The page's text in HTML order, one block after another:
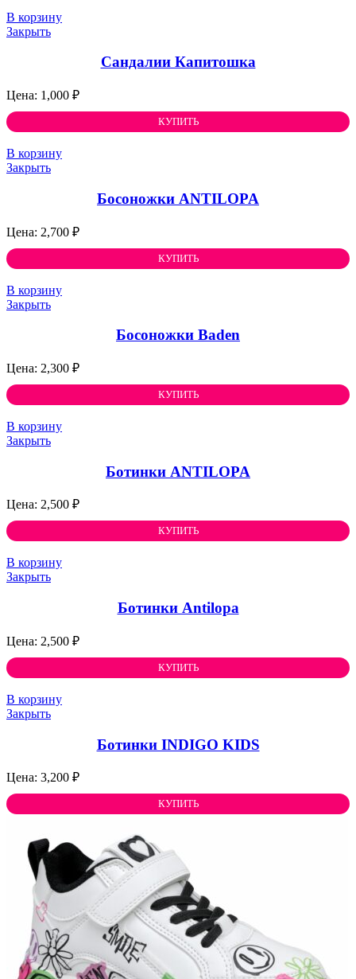
В корзину
Закрыть
Cандалии Капитошка
1,000 ₽
КУПИТЬ
В корзину
Закрыть
Босоножки ANTILOPA
2,700 ₽
КУПИТЬ
В корзину
Закрыть
Босоножки Baden
2,300 ₽
КУПИТЬ
В корзину
Закрыть
Ботинки ANTILOPA
2,500 ₽
КУПИТЬ
В корзину
Закрыть
Ботинки Antilopa
2,500 ₽
КУПИТЬ
В корзину
Закрыть
Ботинки INDIGO KIDS
3,200 ₽
КУПИТЬ